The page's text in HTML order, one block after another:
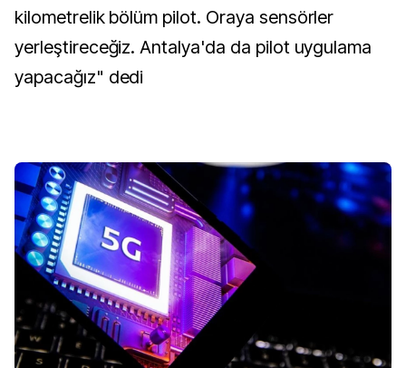
kilometrelik bölüm pilot. Oraya sensörler
yerleştireceğiz. Antalya'da da pilot uygulama
yapacağız" dedi